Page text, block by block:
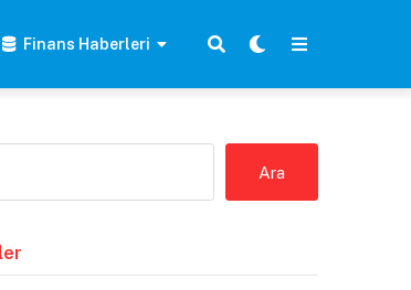
Finans Haberleri
Ara